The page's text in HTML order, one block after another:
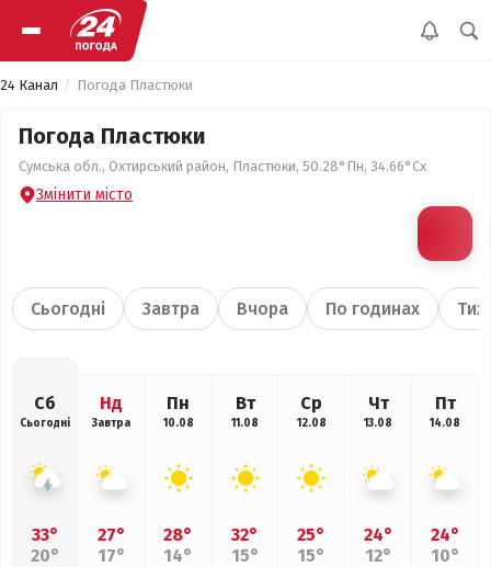
24 Канал Погода Пластюки
Погода Пластюки
Сумська обл., Охтирський район, Пластюки, 50.28°Пн, 34.66°Сх
Змінити місто
Сьогодні Завтра Вчора По годинах
Сб
Сьогодні
33°
20°
Нд
Завтра
27°
17°
Пн
10.08
28°
14°
Вт
11.08
32°
15°
Ср
12.08
25°
15°
Чт
13.08
24°
12°
Пт
14.08
24°
10°